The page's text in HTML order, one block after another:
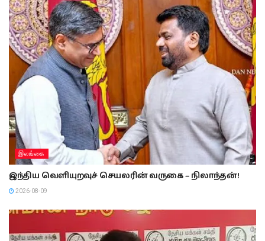
இலங்கை
இந்திய வெளியுறவுச் செயலரின் வருகை – நிலாந்தன்!
2026-08-09